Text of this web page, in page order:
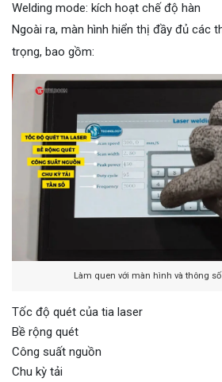
Welding mode: kích hoạt chế độ hàn
Ngoài ra, màn hình hiển thị đầy đủ các
trọng, bao gồm:
Làm quen với màn hình và thông
Tốc độ quét của tia laser
Bề rộng quét
Công suất nguồn
Chu kỳ tải